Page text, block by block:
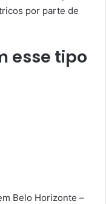
por parte de
esse tipo
Belo Horizonte –